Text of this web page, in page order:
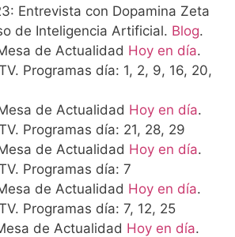
Entrevista con Dopamina Zeta
de Inteligencia Artificial. Blog.
de Actualidad Hoy en día.
Programas día: 1, 2, 9, 16, 20,
de Actualidad Hoy en día.
Programas día: 21, 28, 29
de Actualidad Hoy en día.
Programas día: 7
de Actualidad Hoy en día.
Programas día: 7, 12, 25
de Actualidad Hoy en día.